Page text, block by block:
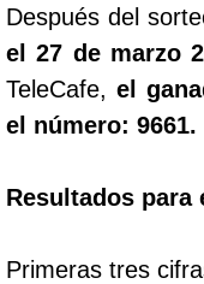
Después del
el 27 de marzo
TeleCafe,el
el número: 9661.
Resultados para
Primeras tres